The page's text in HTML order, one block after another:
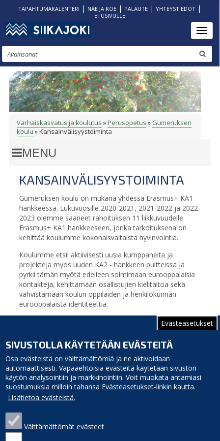
Evästeasetukset
SIVUSTOLLA KÄYTETÄÄN EVÄSTEITÄ
Osa evästeistä on välttämättömiä ja ne aktivoidaan
automaattisesti. Vapaaehtoisia evästeitä käytetään sivuston
käytön analysointiin ja markkinointiin. Voit muokata antamiasi
suostumuksia milloin tahansa Evästeasetukset-linkin kautta.
Lisätietoa evästeistä.
Välttämättömät evästeet
Hyppää
pääsisältöön
TAPAHTUMAKALENTERI | NÄE JA KOE| PALAUTE| YHTEYSTIEDOT|
ETUSIVULLE
Etsi
MURUPOLKU
Varhaiskasvatus ja koulutus Perusopetus
Gumeruksen
koulu
Kansainvälisyystoiminta
KANSAINVÄLISYYSTOIMINTA
Gumeruksen koulu on mukana yhdessä Erasmus+ KA1
hankkeessa. Lukuvuosille 2020-2021, 2021-2022 ja 2022-
2023 olemme saaneet rahoituksen 11 liikkuvuudelle
Erasmus+ KA1 hankkeeseen, jonka tarkoituksena on
kehittää koulumme kokonaisvaltaista hyvinvointia.
Koulumme etsii aktiivisesti uusia kumppaneita ja
projekteja myös uuden KA2 - hankkeen puitteissa ja
pyrkii tämän myötä edelleen solmimaan eurooppalaisia
kontakteja, kehittämään osallistujien kielitaitoa sekä
vahvistamaan koulun oppilaiden ja henkilökunnan
eurooppalaista identiteettiä.
Gumeruksen koulun kansainvälisyysvastaavana toimivat
Siikajoen kunta